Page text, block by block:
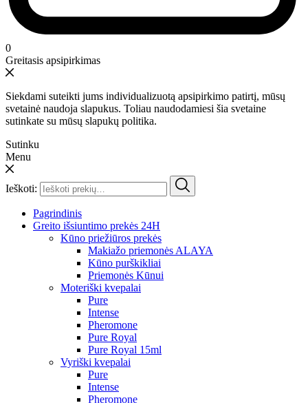
0
Greitasis apsipirkimas
Siekdami suteikti jums individualizuotą apsipirkimo patirtį, mūsų
svetainė naudoja slapukus. Toliau naudodamiesi šia svetaine
sutinkate su mūsų slapukų politika.
Sutinku
Menu
Ieškoti:
Pagrindinis
Greito išsiuntimo prekės 24H
Kūno priežiūros prekės
Makiažo priemonės ALAYA
Kūno purškikliai
Priemonės Kūnui
Moteriški kvepalai
Pure
Intense
Pheromone
Pure Royal
Pure Royal 15ml
Vyriški kvepalai
Pure
Intense
Pheromone